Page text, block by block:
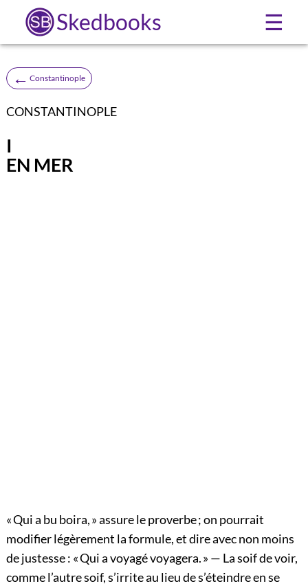
Skedbooks ☰
← Constantinople
CONSTANTINOPLE
I
EN MER
« Qui a bu boira, » assure le proverbe ; on pourrait
modifier légèrement la formule, et dire avec non moins
de justesse : « Qui a voyagé voyagera. » — La soif de voir,
comme l’autre soif, s’irrite au lieu de s’éteindre en se